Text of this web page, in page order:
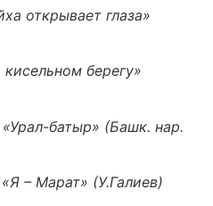
открывает глаза»
кисельном берегу»
«Урал-батыр» (Башк. нар.
«Я – Марат» (У.Галиев)